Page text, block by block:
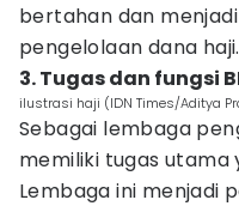
bertahan dan
pengelolaan dana haji.
3. Tugas dan fungsi
ilustrasi haji (IDN Times/Aditya
Sebagai lembaga
memiliki tugas utama
Lembaga ini menjadi